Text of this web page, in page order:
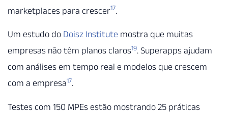
marketplaces para crescer17.
Um estudo do Doisz Institute mostra que muitas
empresas não têm planos claros19. Superapps ajudam
com análises em tempo real e modelos que crescem
com a empresa17.
Testes com 150 MPEs estão mostrando 25 práticas